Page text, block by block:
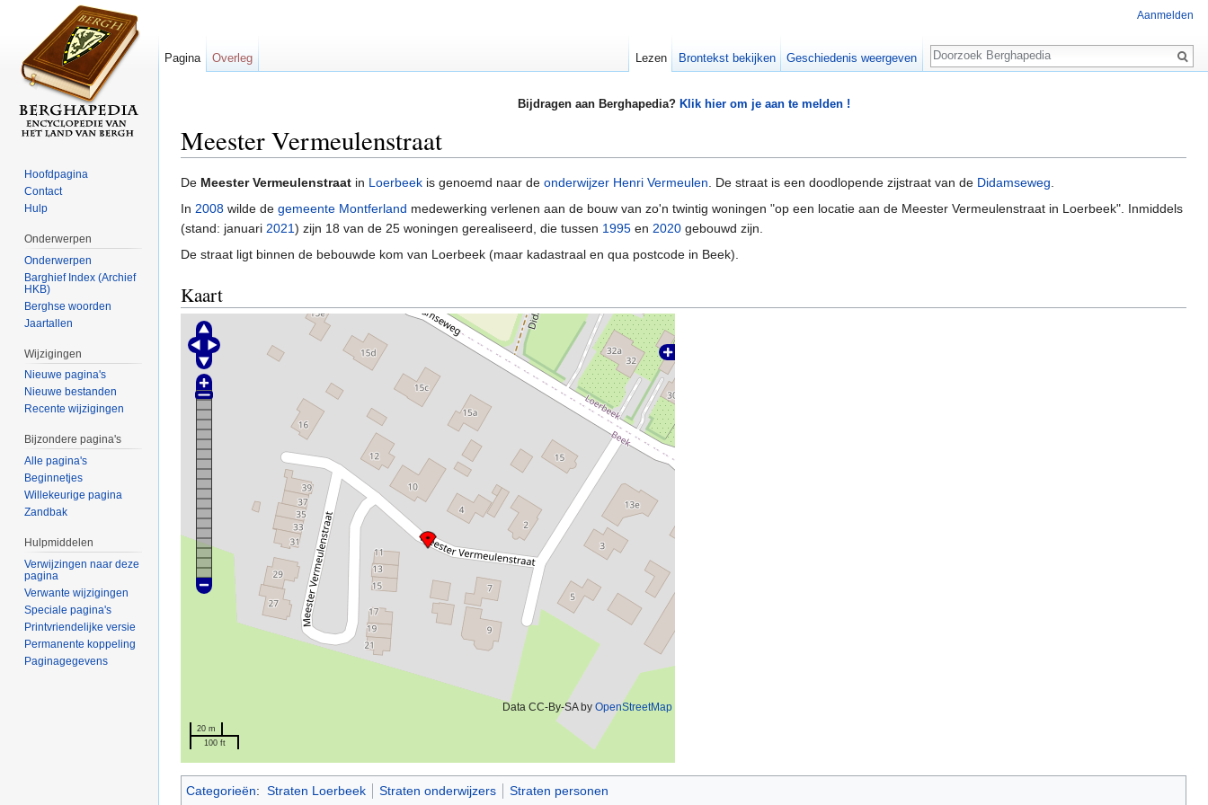
Bijdragen aan Berghapedia? Klik hier om je aan te melden !
Meester Vermeulenstraat
De Meester Vermeulenstraat in Loerbeek is genoemd naar de onderwijzer Henri Vermeulen. De straat is een doodlopende zijstraat van de Didamseweg.
In 2008 wilde de gemeente Montferland medewerking verlenen aan de bouw van zo'n twintig woningen "op een locatie aan de Meester Vermeulenstraat in Loerbeek". Inmiddels
(stand: januari 2021) zijn 18 van de 25 woningen gerealiseerd, die tussen 1995 en 2020 gebouwd zijn.
De straat ligt binnen de bebouwde kom van Loerbeek (maar kadastraal en qua postcode in Beek).
Kaart
20 m
100 ft
Data CC-By-SA by OpenStreetMap
Categorieën: Straten Loerbeek Straten onderwijzers Straten personen
Aanmelden
Pagina Overleg Lezen Brontekst bekijken Geschiedenis weergeven
Zoeken
Hoofdpagina
Contact
Hulp
Onderwerpen
Onderwerpen
Barghief Index (Archief
HKB)
Berghse woorden
Jaartallen
Wijzigingen
Nieuwe pagina's
Nieuwe bestanden
Recente wijzigingen
Bijzondere pagina's
Alle pagina's
Beginnetjes
Willekeurige pagina
Zandbak
Hulpmiddelen
Verwijzingen naar deze
pagina
Verwante wijzigingen
Speciale pagina's
Printvriendelijke versie
Permanente koppeling
Paginagegevens